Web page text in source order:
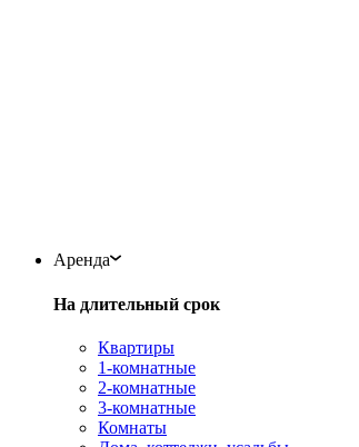
Аренда
На длительный срок
Квартиры
1-комнатные
2-комнатные
3-комнатные
Комнаты